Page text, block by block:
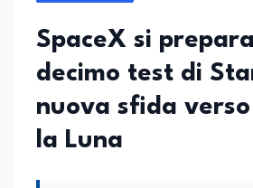
SpaceX si
decimo test di
nuova sfida
la Luna